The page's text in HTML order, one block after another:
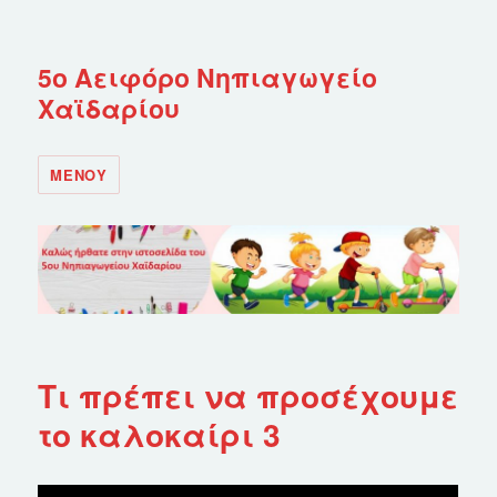
5ο Αειφόρο Νηπιαγωγείο
Χαϊδαρίου
ΜΕΝΟΎ
Τι πρέπει να προσέχουμε
το καλοκαίρι 3